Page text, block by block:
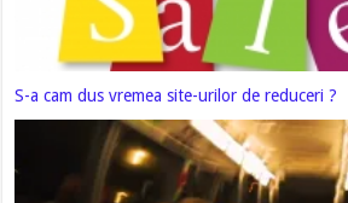
S-a cam dus vremea site-urilor de reduceri ?